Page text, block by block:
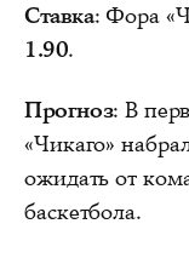
Ставка: Фора
1.90.
Прогноз: В
«Чикаго»
ожидать от
баскетбола.